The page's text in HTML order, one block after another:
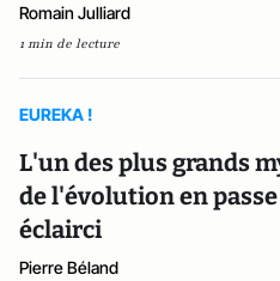
Romain Julliard
1 min de lecture
EUREKA !
L'un des plus grands
de l'évolution en
éclairci
Pierre Béland